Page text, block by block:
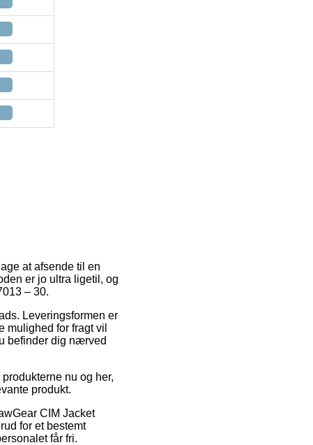
at afsende til en
er jo ultra ligetil, og
– 30.
Leveringsformen er
mulighed for fragt vil
befinder dig nærved
nu og her,
produkt.
CIM Jacket
for et bestemt
får fri.